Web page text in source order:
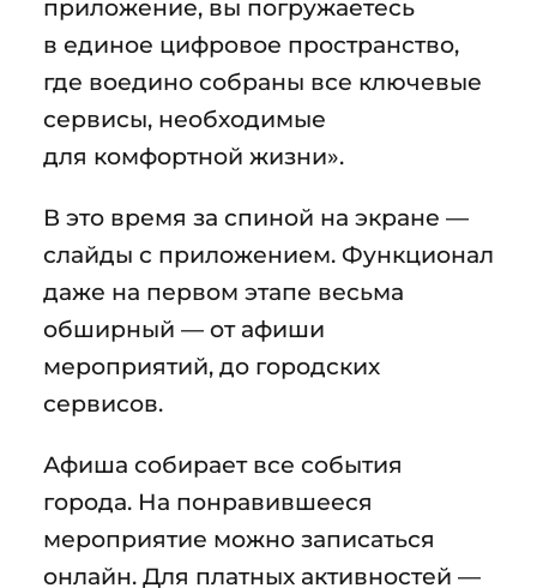
приложение, вы погружаетесь
в единое цифровое пространство,
где воедино собраны все ключевые
сервисы, необходимые
для комфортной жизни».
В это время за спиной на экране —
слайды с приложением. Функционал
даже на первом этапе весьма
обширный — от афиши
мероприятий, до городских
сервисов.
Афиша собирает все события
города. На понравившееся
мероприятие можно записаться
онлайн. Для платных активностей —